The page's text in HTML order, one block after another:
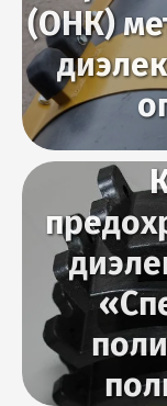
(ОНК)